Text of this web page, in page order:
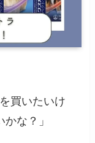
買いたいけ
な？」